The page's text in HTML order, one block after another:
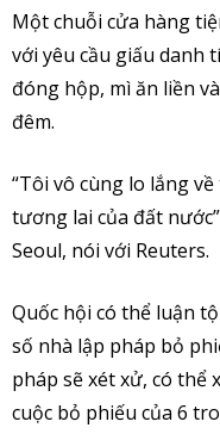
Một chuỗi cửa hàng
với yêu cầu giấu danh
đóng hộp, mì ăn liền
đêm.
“Tôi vô cùng lo lắng
tương lai của đất
Seoul, nói với Reuters.
Quốc hội có thể luận
số nhà lập pháp bỏ
pháp sẽ xét xử, có thể
cuộc bỏ phiếu của 6